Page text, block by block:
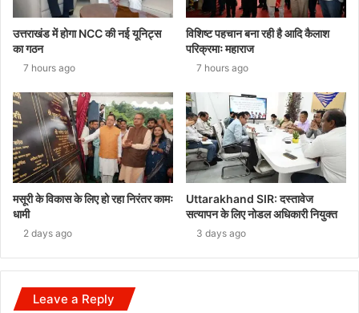
उत्तराखंड में होगा NCC की नई यूनिट्स
का गठन
7 hours ago
विशिष्ट पहचान बना रही है आदि कैलाश
परिक्रमाः महाराज
7 hours ago
मसूरी के विकास के लिए हो रहा निरंतर कामः
धामी
2 days ago
Uttarakhand SIR: दस्तावेज
सत्यापन के लिए नोडल अधिकारी नियुक्त
3 days ago
Leave a Reply